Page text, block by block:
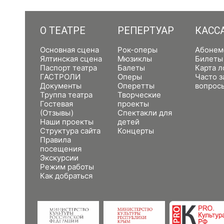
О ТЕАТРЕ
Основная сцена
Ялтинская сцена
Паспорт театра
ГАСТРОЛИ
Документы
Труппа театра
Гостевая
(Отзывы)
Наши проекты
Структура сайта
Правила
посещения
Экскурсии
Режим работы
Как добраться
РЕПЕРТУАР
Рок-оперы
Мюзиклы
Балеты
Оперы
Оперетты
Творческие
проекты
Спектакли для
детей
Концерты
Карта
Часто